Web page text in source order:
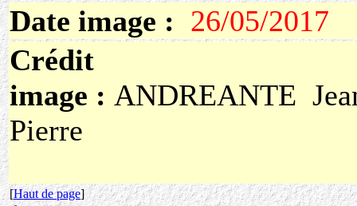
Date image : 26/05/2017
Crédit
image : ANDREANTE
Pierre
[Haut de page]